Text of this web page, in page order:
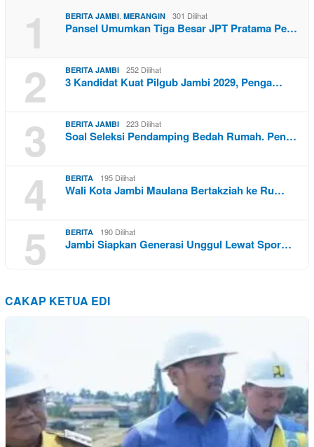
1 BERITA JAMBI, MERANGIN 301 Dilihat
Pansel Umumkan Tiga Besar JPT Pratama Pe…
2 BERITA JAMBI 252 Dilihat
3 Kandidat Kuat Pilgub Jambi 2029, Penga…
3 BERITA JAMBI 223 Dilihat
Soal Seleksi Pendamping Bedah Rumah. Pen…
4 BERITA 195 Dilihat
Wali Kota Jambi Maulana Bertakziah ke Ru…
5 BERITA 190 Dilihat
Jambi Siapkan Generasi Unggul Lewat Spor…
CAKAP KETUA EDI